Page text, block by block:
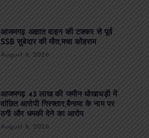
आजमगढ़ अज्ञात वाहन की टक्कर से पूर्व
SSB सुबेदार की मौत,मचा कोहराम
August 6, 2026
आजमगढ़ 43 लाख की जमीन धोखाधड़ी में
वांछित आरोपी गिरफ्तार,बैनामा के नाम पर
ठगी और धमकी देने का आरोप
August 6, 2026